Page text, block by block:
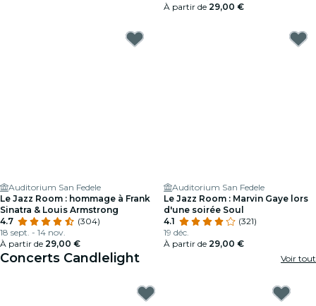
À partir de 29,00 €
Auditorium San Fedele
Le Jazz Room : hommage à Frank
Sinatra & Louis Armstrong
4.7
(304)
18 sept. - 14 nov.
À partir de 29,00 €
Auditorium San Fedele
Le Jazz Room : Marvin Gaye lors
d'une soirée Soul
4.1
(321)
19 déc.
À partir de 29,00 €
Concerts Candlelight Voir tout